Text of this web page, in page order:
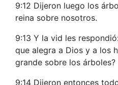
9:12 Dijeron luego los
reina sobre nosotros.
9:13 Y la vid les
que alegra a Dios y a los
grande sobre los árboles?
9:14 Dijeron entonces